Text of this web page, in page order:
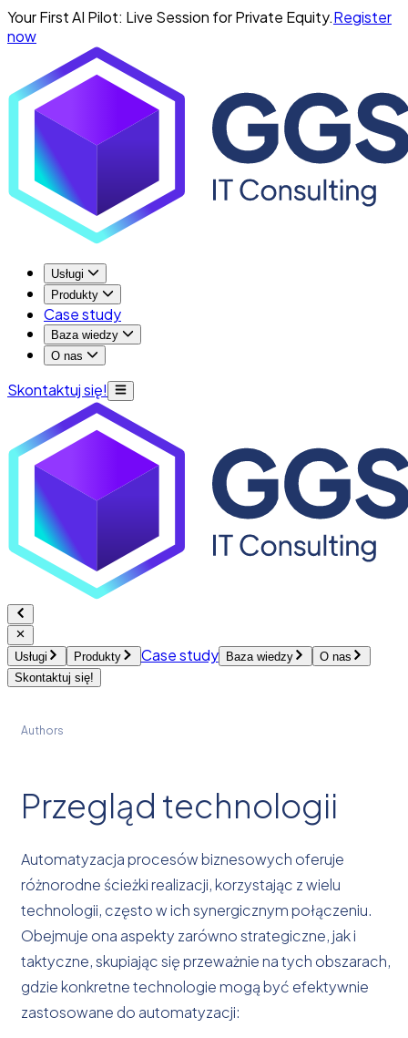
Your First AI Pilot: Live Session for Private Equity.Register
now
Usługi
Produkty
Case study
Baza wiedzy
O nas
Skontaktuj się!
Usługi Produkty Case study Baza wiedzy
O nas
Skontaktuj się!
Authors
Przegląd technologii
Automatyzacja procesów biznesowych oferuje
różnorodne ścieżki realizacji, korzystając z wielu
technologii, często w ich synergicznym połączeniu.
Obejmuje ona aspekty zarówno strategiczne, jak i
taktyczne, skupiając się przeważnie na tych obszarach,
gdzie konkretne technologie mogą być efektywnie
zastosowane do automatyzacji: